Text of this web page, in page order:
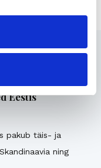
Eestis
pakub täis- ja
ning